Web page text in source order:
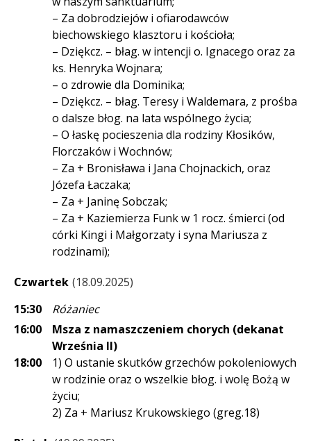
– Za dobrodziejów i ofiarodawców
biechowskiego klasztoru i kościoła;
– Dziękcz. – błag. w intencji o. Ignacego oraz za
ks. Henryka Wojnara;
– o zdrowie dla Dominika;
– Dziękcz. – błag. Teresy i Waldemara, z prośba
o dalsze błog. na lata wspólnego życia;
– O łaskę pocieszenia dla rodziny Kłosików,
Florczaków i Wochnów;
– Za + Bronisława i Jana Chojnackich, oraz
Józefa Łaczaka;
– Za + Janinę Sobczak;
– Za + Kaziemierza Funk w 1 rocz. śmierci (od
córki Kingi i Małgorzaty i syna Mariusza z
rodzinami);
Czwartek 18.09.2025
15:30
Różaniec
16:00
Msza z namaszczeniem chorych (dekanat
Września II)
18:00
1) O ustanie skutków grzechów pokoleniowych
w rodzinie oraz o wszelkie błog. i wolę Bożą w
życiu;
2) Za + Mariusz Krukowskiego (greg.18)